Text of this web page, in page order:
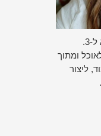
3.
ומתוך
ליצור